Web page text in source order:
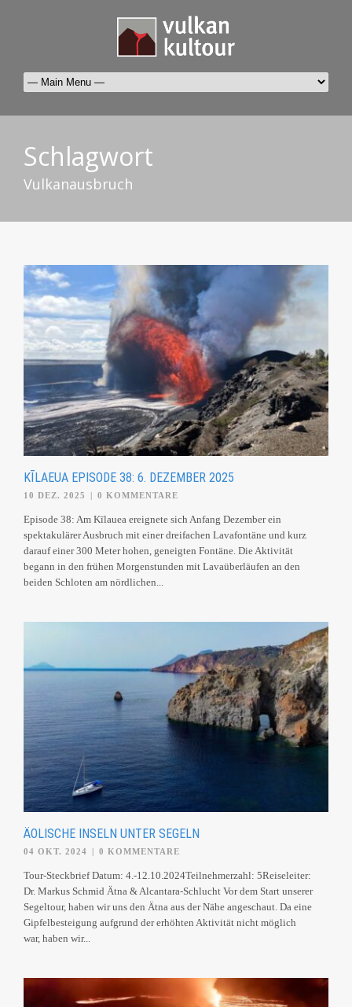
Schlagwort
Vulkanausbruch
KĪLAEUA EPISODE 38: 6. DEZEMBER 2025
10 DEZ. 2025 | 0 KOMMENTARE
Episode 38: Am Kīlauea ereignete sich Anfang Dezember ein
spektakulärer Ausbruch mit einer dreifachen Lavafontäne und kurz
darauf einer 300 Meter hohen, geneigten Fontäne. Die Aktivität
begann in den frühen Morgenstunden mit Lavaüberläufen an den
beiden Schloten am nördlichen...
ÄOLISCHE INSELN UNTER SEGELN
04 OKT. 2024 0 KOMMENTARE
Tour-Steckbrief Datum: 4.-12.10.2024Teilnehmerzahl: 5Reiseleiter:
Dr. Markus Schmid Ätna & Alcantara-Schlucht Vor dem Start unserer
Segeltour, haben wir uns den Ätna aus der Nähe angeschaut. Da eine
Gipfelbesteigung aufgrund der erhöhten Aktivität nicht möglich
war, haben wir...